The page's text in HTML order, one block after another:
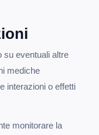
su eventuali altre
mediche
interazioni o effetti
monitorare la